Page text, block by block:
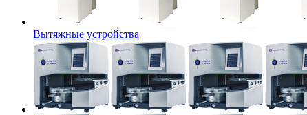
Вытяжные устройства